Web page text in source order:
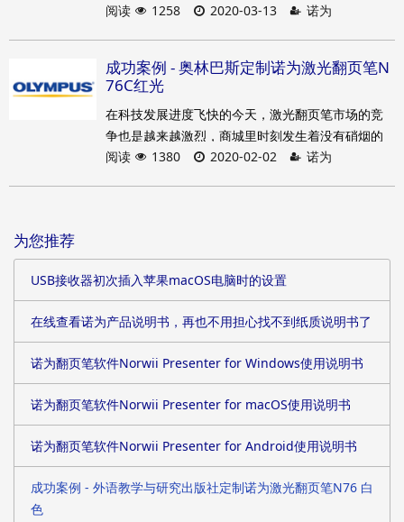
格，更是成为众多企业客户的优选。
阅读 1258 2020-03-13 诺为
成功案例 - 奥林巴斯定制诺为激光翻页笔N
76C红光
在科技发展进度飞快的今天，激光翻页笔市场的竞
争也是越来越激烈，商城里时刻发生着没有硝烟的
战争。看似比较冷酷，实际上却存在一些“潜规则”。
以做得更好。
阅读 1380 2020-02-02 诺为
为您推荐
USB接收器初次插入苹果macOS电脑时的设置
在线查看诺为产品说明书，再也不用担心找不到纸质说明书了
诺为翻页笔软件Norwii Presenter for Windows使用说明书
诺为翻页笔软件Norwii Presenter for macOS使用说明书
诺为翻页笔软件Norwii Presenter for Android使用说明书
成功案例 - 外语教学与研究出版社定制诺为激光翻页笔N76 白
色